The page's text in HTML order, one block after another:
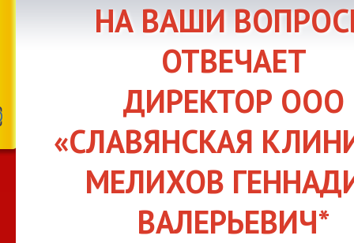
НА ВАШИ
ОТВЕЧАЕТ
ДИРЕКТОР ООО
«СЛАВЯНСКАЯ
МЕЛИХОВ
ВАЛЕРЬЕВИЧ*